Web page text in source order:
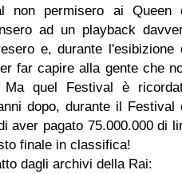
non permisero ai Queen
ad un playback
e, durante l'esibizione
far capire alla gente che
quel Festival è
dopo, durante il Festival
aver pagato 75.000.000 di
finale in classifica!
dagli archivi della Rai: